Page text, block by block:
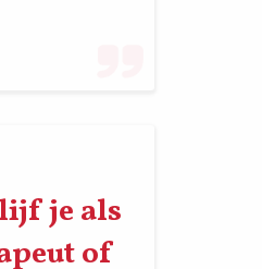
je als
of